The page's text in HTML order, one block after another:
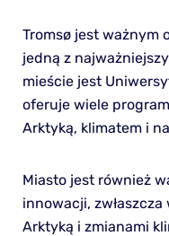
Tromsø jest ważnym
jedną z
mieście jest
oferuje wiele
Arktyką, klimatem i
Miasto jest również
innowacji,
Arktyką i zmianami